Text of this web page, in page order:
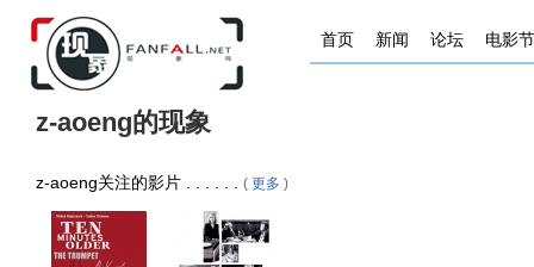
首页 新闻 论坛 电影节
z-aoeng的现象
z-aoeng关注的影片 . . . . . . ( 更多 )